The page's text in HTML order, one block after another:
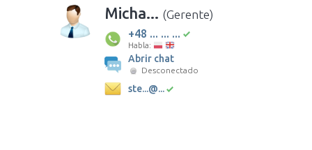
Micha... (Gerente)
+48 ... ... ...
Habla:
Abrir chat
Desconectado
ste...@...